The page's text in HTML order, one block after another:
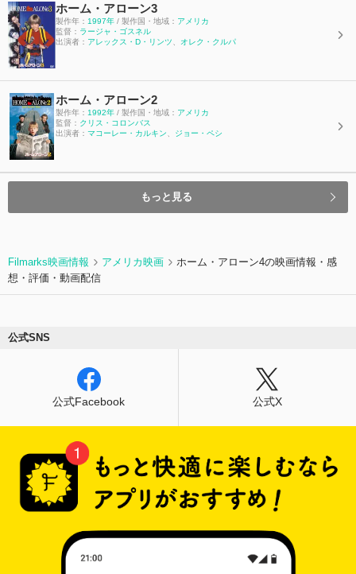
ホーム・アローン3
製作年： 1997年 / 製作国・地域： アメリカ
監督： ラージャ・ゴスネル
出演者： アレックス・D・リンツ オレク・クルパ
ホーム・アローン2
製作年： 1992年 / 製作国・地域： アメリカ
監督： クリス・コロンバス
出演者： マコーレー・カルキン ジョー・ペシ
もっと見る
Filmarks映画情報 アメリカ映画
ホーム・アローン4の映画情報・感
想・評価・動画配信
公式SNS
公式Facebook 公式X